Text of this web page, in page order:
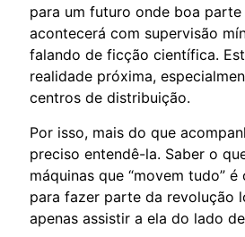
para um futuro onde boa
acontecerá com supervisão
falando de ficção científica.
realidade próxima,
centros de distribuição.
Por isso, mais do que
preciso entendê-la. Saber o
máquinas que “movem tudo”
para fazer parte da revolução
apenas assistir a ela do lado